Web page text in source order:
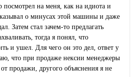
на меня, как на идиота и
о минусах этой машины и даже
Затем стал зачем-то предлагать
тогда я понял, что
и ушел. Для чего он это дел, ответ у
что при продаже нексии менеджеры
продажи, другого объяснения я не